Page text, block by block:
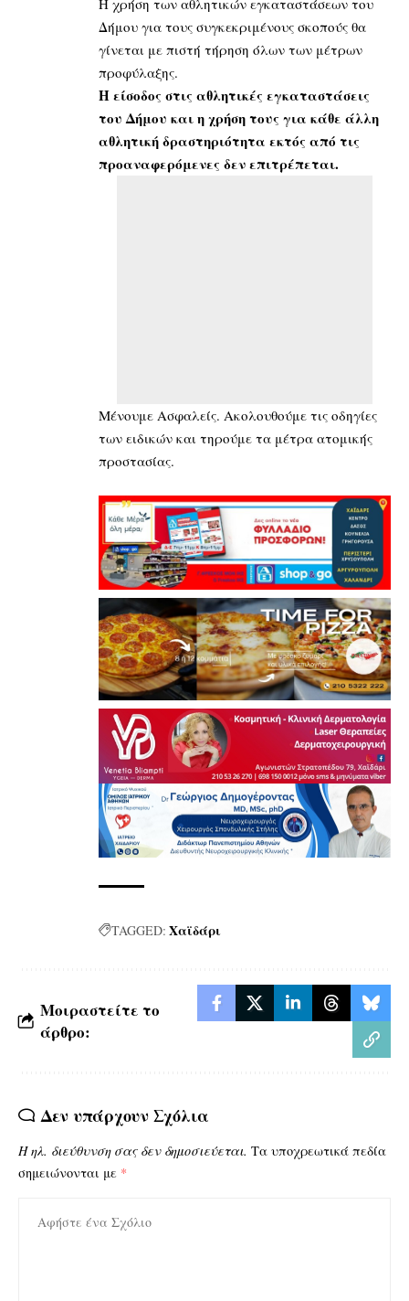
Δήμου για τους συγκεκριμένους σκοπούς θα
γίνεται με πιστή τήρηση όλων των μέτρων
προφύλαξης.
Η είσοδος στις αθλητικές εγκαταστάσεις
του Δήμου και η χρήση τους για κάθε άλλη
αθλητική δραστηριότητα εκτός από τις
προαναφερόμενες δεν επιτρέπεται.
Μένουμε Ασφαλείς. Ακολουθούμε τις οδηγίες
των ειδικών και τηρούμε τα μέτρα ατομικής
προστασίας.
TAGGED: Χαϊδάρι
Μοιραστείτε το
άρθρο:
Δεν υπάρχουν Σχόλια
Η ηλ. διεύθυνση σας δεν δημοσιεύεται. Τα υποχρεωτικά πεδία
σημειώνονται με *